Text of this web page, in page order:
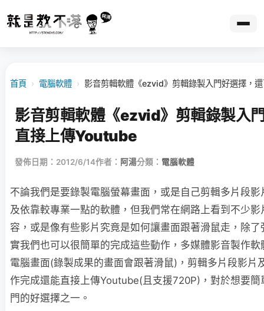
首頁 › 電腦軟體 › 影音剪輯軟體《ezvid》剪輯錄製入門好選擇，
影音剪輯軟體《ezvid》剪輯錄製入
直接上傳Youtube
發佈日期：2012/6/14作者： 阿湯分類： 電腦軟體
不論我們是要錄製電腦螢幕畫面，或是自己剪輯多片段
及依靠較專業一點的軟體，但我們常在網路上看到不少
容，或是像有些影片究竟是如何讓畫面跟著滑鼠走，除
實我們也可以很簡單的完成這些動作，多媒體影音製作軟
電腦畫面(錄製成果的畫面會跟著滑鼠)，剪輯多片段影片
作完成還能直接上傳Youtube(且支援720P)，對於想要簡
門的好選擇之一。